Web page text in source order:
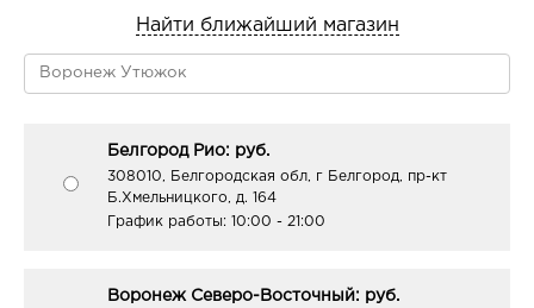
Найти ближайший магазин
Белгород Рио: руб.
308010, Белгородская обл, г Белгород, пр-кт
Б.Хмельницкого, д. 164
График работы: 10:00 - 21:00
Воронеж Северо-Восточный: руб.